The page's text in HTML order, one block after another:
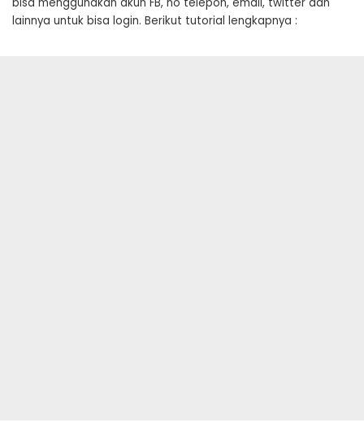
lainnya untuk bisa login. Berikut tutorial lengkapnya :